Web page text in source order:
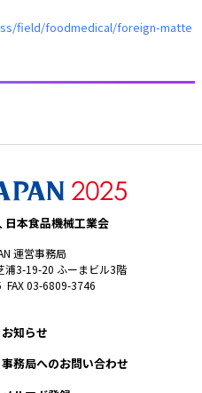
field/foodmedical/foreign-matte
日本食品機械工業会
運営事務局
浦3-19-20 ふーまビル3階
FAX 03-6809-3746
お知らせ
事務局へのお問い合わせ